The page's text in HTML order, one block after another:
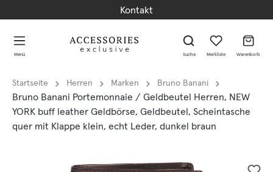
Kontakt
Menü Suche Merkliste Warenkorb
Startseite Herren Marken Bruno Banani
Bruno Banani Portemonnaie / Geldbeutel Herren, NEW
YORK buff leather Geldbörse, Geldbeutel, Scheintasche
quer mit Klappe klein, echt Leder, dunkel braun